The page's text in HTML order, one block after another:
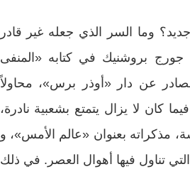
وما السر الذي جعله غير قادر
جورج بروشنيك في كتابه «المنفى
عن دار «أوذر برس»، محاولاً
كان لا يزال يتمتع بشعبية نادرة،
مذكراته بعنوان «عالم الأمس»، و
تناول فيها أهوال العصر. في ذلك